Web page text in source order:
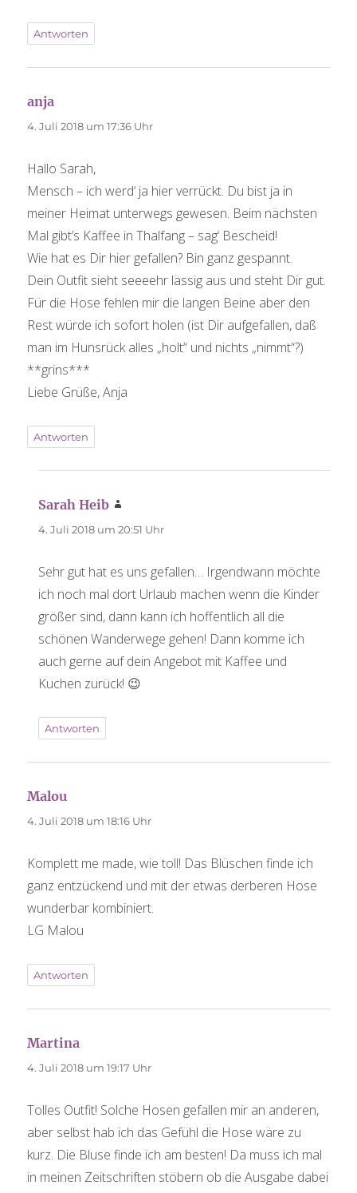
Antworten
anja
4. Juli 2018 um 17:36 Uhr
Hallo Sarah,
Mensch – ich werd‘ ja hier verrückt. Du bist ja in
meiner Heimat unterwegs gewesen. Beim nächsten
Mal gibt’s Kaffee in Thalfang – sag‘ Bescheid!
Wie hat es Dir hier gefallen? Bin ganz gespannt.
Dein Outfit sieht seeeehr lässig aus und steht Dir gut.
Für die Hose fehlen mir die langen Beine aber den
Rest würde ich sofort holen (ist Dir aufgefallen, daß
man im Hunsrück alles „holt“ und nichts „nimmt“?)
**grins***
Liebe Grüße, Anja
Antworten
Sarah Heib
4. Juli 2018 um 20:51 Uhr
Sehr gut hat es uns gefallen… Irgendwann möchte
ich noch mal dort Urlaub machen wenn die Kinder
größer sind, dann kann ich hoffentlich all die
schönen Wanderwege gehen! Dann komme ich
auch gerne auf dein Angebot mit Kaffee und
Kuchen zurück! 😉
Antworten
Malou
4. Juli 2018 um 18:16 Uhr
Komplett me made, wie toll! Das Blüschen finde ich
ganz entzückend und mit der etwas derberen Hose
wunderbar kombiniert.
LG Malou
Antworten
Martina
4. Juli 2018 um 19:17 Uhr
Tolles Outfit! Solche Hosen gefallen mir an anderen,
aber selbst hab ich das Gefühl die Hose wäre zu
kurz. Die Bluse finde ich am besten! Da muss ich mal
in meinen Zeitschriften stöbern ob die Ausgabe dabei